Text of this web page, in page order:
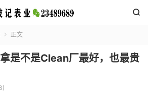

 正文
是不是Clean厂最好，也最贵